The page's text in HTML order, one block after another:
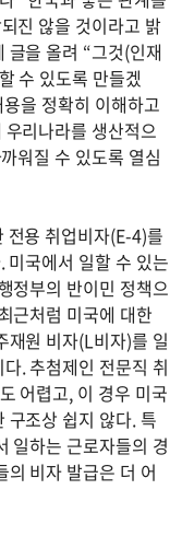
진 않을 것이라고 밝
을 올려 “그것(인재
수 있도록 만들겠
을 정확히 이해하고
리나라를 생산적으
워질 수 있도록 열심
전용 취업비자(E-4)를
국에서 일할 수 있는
정부의 반이민 정책으
근처럼 미국에 대한
재원 비자(L비자)를 일
. 추첨제인 전문직 취
어렵고, 이 경우 미국
구조상 쉽지 않다. 특
일하는 근로자들의 경
의 비자 발급은 더 어